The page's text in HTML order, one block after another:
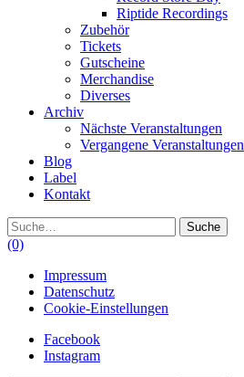
Riptide Recordings
Zubehör
Tickets
Gutscheine
Merchandise
Diverses
Archiv
Nächste Veranstaltungen
Vergangene Veranstaltungen
Blog
Label
Kontakt
Suche
(0)
Impressum
Datenschutz
Cookie-Einstellungen
Facebook
Instagram